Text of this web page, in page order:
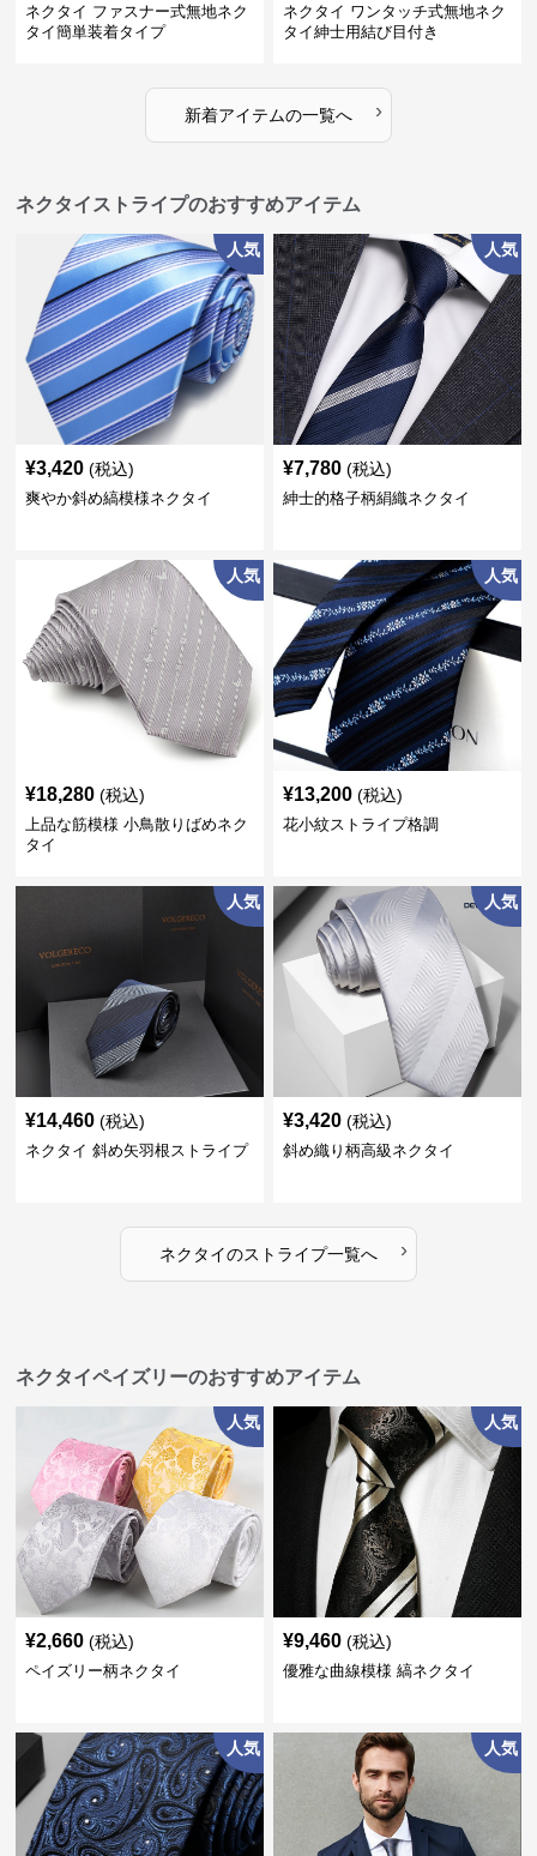
ネクタイ ファスナー式無地ネク
タイ簡単装着タイプ
ネクタイ ワンタッチ式無地ネク
タイ紳士用結び目付き
新着アイテムの一覧へ ›
ネクタイストライプのおすすめアイテム
人気
¥3,420 (税込)
爽やか斜め縞模様ネクタイ
人気
¥7,780 (税込)
紳士的格子柄絹織ネクタイ
人気
¥18,280 (税込)
上品な筋模様 小鳥散りばめネク
タイ
人気
¥13,200 (税込)
花小紋ストライプ格調
人気
¥14,460 (税込)
ネクタイ 斜め矢羽根ストライプ
人気
¥3,420 (税込)
斜め織り柄高級ネクタイ
ネクタイのストライプ一覧へ ›
ネクタイペイズリーのおすすめアイテム
人気
¥2,660 (税込)
ペイズリー柄ネクタイ
人気
¥9,460 (税込)
優雅な曲線模様 縞ネクタイ
人気 人気